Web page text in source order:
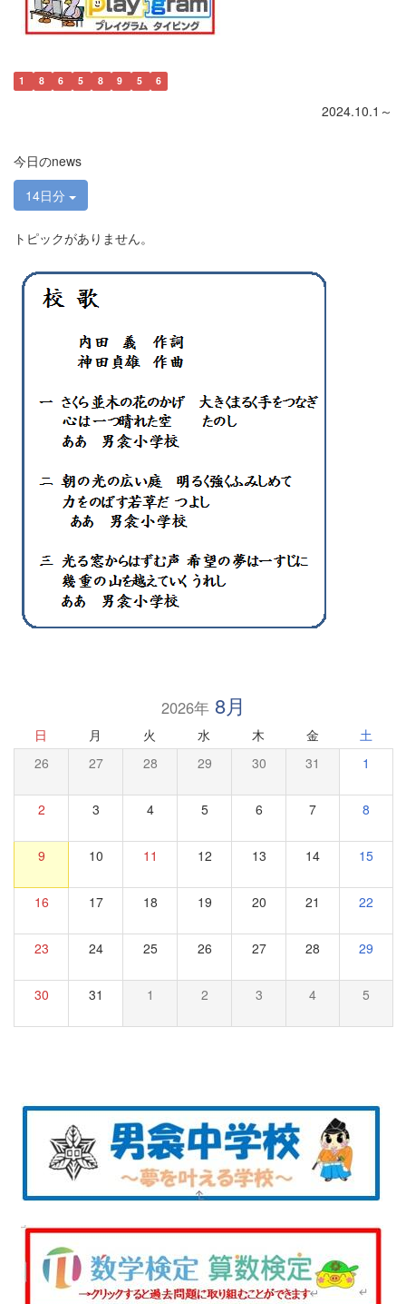
1 8 6 5 8 9 5 6
2024.10.1～
今日のnews
14日分
トピックがありません。
2026年8月
日 月 火 水 木 金 土
26 27 28 29 30 31 1
2 3 4 5 6 7 8
9 10 11 12 13 14 15
16 17 18 19 20 21 22
23 24 25 26 27 28 29
30 31 1 2 3 4 5